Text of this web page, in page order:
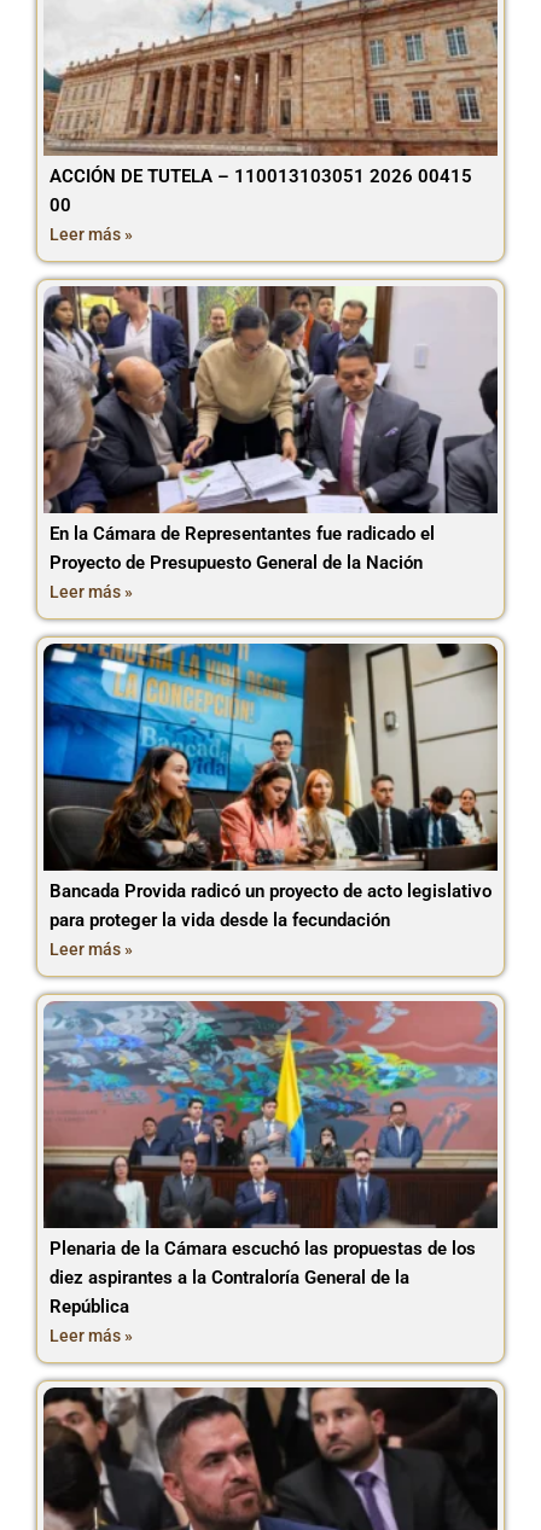
ACCIÓN DE TUTELA – 110013103051 2026 00415
00
Leer más »
En la Cámara de Representantes fue radicado el
Proyecto de Presupuesto General de la Nación
Leer más »
Bancada Provida radicó un proyecto de acto legislativo
para proteger la vida desde la fecundación
Leer más »
Plenaria de la Cámara escuchó las propuestas de los
diez aspirantes a la Contraloría General de la
República
Leer más »